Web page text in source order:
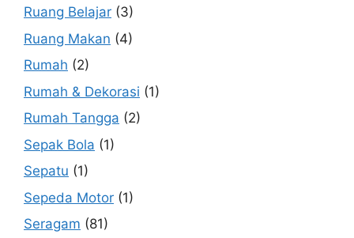
Ruang Belajar (3)
Ruang Makan (4)
Rumah (2)
Rumah & Dekorasi (1)
Rumah Tangga (2)
Sepak Bola (1)
Sepatu (1)
Sepeda Motor (1)
Seragam (81)